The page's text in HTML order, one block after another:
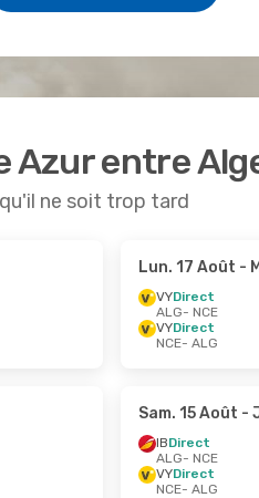
Azur entre
ne soit trop tard
Lun. 17 Août -
VYDirect
ALG- NCE
VYDirect
NCE- ALG
Sam. 15 Août -
IBDirect
ALG- NCE
VYDirect
NCE- ALG